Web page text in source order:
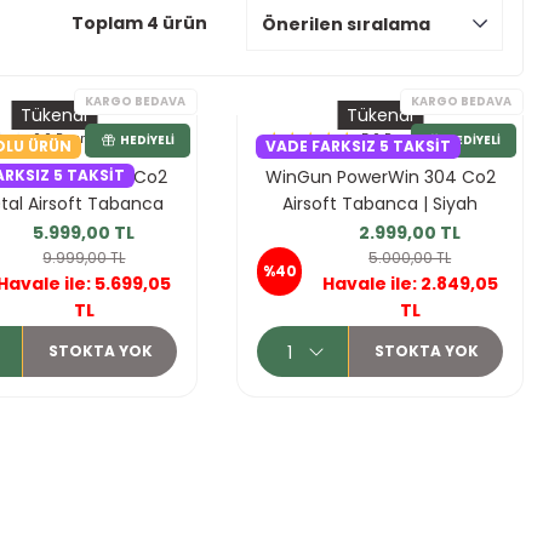
Toplam 4 ürün
HEDIYELI
BEDAVA
Tükendi
ÜRÜN
5 TAKSIT
KARGO BEDAVA
0.0 Puan - 0 Yorumlar
1911 Blowbackli Co2
Airsoft Tabanca
Siyah
5.999,00 TL
9.999,00 TL
ile: 5.699,05
TL
STOKTA YOK
Tükendi
VADE FARKSIZ 5 TAKSIT
5.0 Puan - 1 Yorumlar
WinGun PowerWin 304 Co2
Airsoft Tabanca | Siyah
%40
2.999,00 TL
5.000,00 TL
Havale ile: 2.849,05
TL
STOKTA YOK